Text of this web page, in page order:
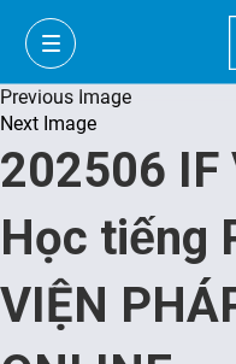
Previous Image
Next Image
202506 IF
Học tiếng
VIỆN